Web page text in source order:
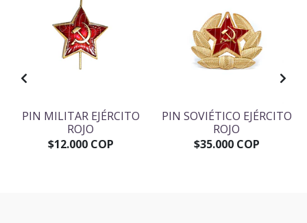
PIN MILITAR EJÉRCITO
ROJO
$12.000 COP
PIN SOVIÉTICO EJÉRCITO
ROJO
$35.000 COP